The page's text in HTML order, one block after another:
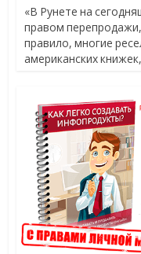
«В Рунете на
правом
правило, многие
американских